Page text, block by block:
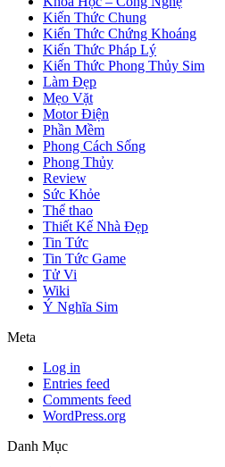
Kiến Thức Chung
Kiến Thức Chứng Khoáng
Kiến Thức Pháp Lý
Kiến Thức Phong Thủy Sim
Làm Đẹp
Mẹo Vặt
Motor Điện
Phần Mềm
Phong Cách Sống
Phong Thủy
Review
Sức Khỏe
Thể thao
Thiết Kế Nhà Đẹp
Tin Tức
Tin Tức Game
Tử Vi
Wiki
Ý Nghĩa Sim
Meta
Log in
Entries feed
Comments feed
WordPress.org
Danh Mục